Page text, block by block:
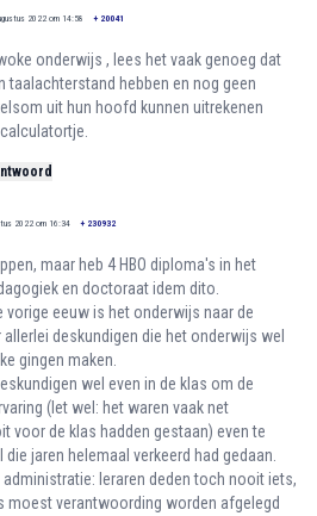
2022 om 14:58 + 20041
onderwijs , lees het vaak genoeg dat
taalachterstand hebben en nog geen
uit hun hoofd kunnen uitrekenen
2022 om 16:34 + 230932
maar heb 4 HBO diploma's in het
en doctoraat idem dito.
vorige eeuw is het onderwijs naar de
deskundigen die het onderwijs wel
gingen maken.
wel even in de klas om de
(let wel: het waren vaak net
voor de klas hadden gestaan) even te
jaren helemaal verkeerd had gedaan.
administratie: leraren deden toch nooit iets,
moest verantwoording worden afgelegd